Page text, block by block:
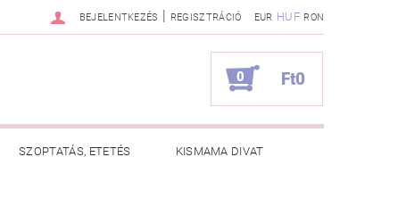
EUR HUF RON
BEJELENTKEZÉS | REGISZTRÁCIÓ
0 Ft0
SZOPTATÁS, ETETÉS KISMAMA DIVAT